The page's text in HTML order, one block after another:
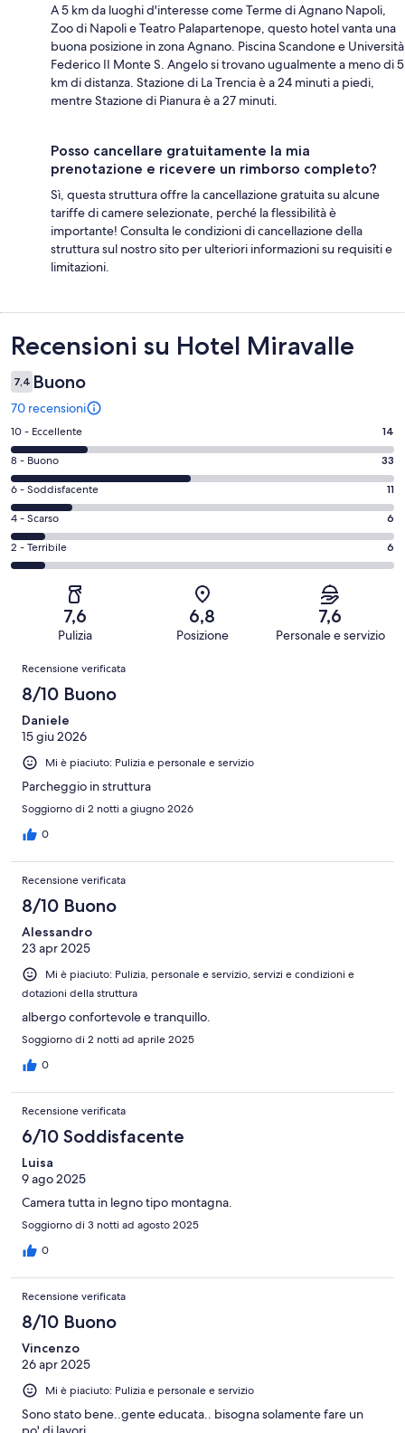
A 5 km da luoghi d'interesse come Terme di Agnano Napoli,
Zoo di Napoli e Teatro Palapartenope, questo hotel vanta una
buona posizione in zona Agnano. Piscina Scandone e Università
Federico II Monte S. Angelo si trovano ugualmente a meno di 5
km di distanza. Stazione di La Trencia è a 24 minuti a piedi,
mentre Stazione di Pianura è a 27 minuti.
Posso cancellare gratuitamente la mia
prenotazione e ricevere un rimborso completo?
Sì, questa struttura offre la cancellazione gratuita su alcune
tariffe di camere selezionate, perché la flessibilità è
importante! Consulta le condizioni di cancellazione della
struttura sul nostro sito per ulteriori informazioni su requisiti e
limitazioni.
Recensioni
Recensioni su Hotel Miravalle
7,4 Buono
70 recensioni
Valutazione
di
10
-
Eccellente.
14
su
70
recensioni
10 - Eccellente 14
Valutazione
di
8
-
Buono.
33
recensioni
8 - Buono 33
Valutazione
di
6
-
Soddisfacente.
recensioni
6 - Soddisfacente 11
Valutazione
di
4
recensioni
4 - Scarso 6
Valutazione
di
Terribile.
su
recensioni
2 - Terribile 6
7,6
Pulizia
6,8
Posizione
7,6
Personale e servizio
Recensioni
Recensione verificata
8/10 Buono
Daniele
15 giu 2026
Mi è piaciuto: Pulizia e personale e servizio
Parcheggio in struttura
Soggiorno di 2 notti a giugno 2026
0
Recensione verificata
8/10 Buono
Alessandro
23 apr 2025
Mi è piaciuto: Pulizia, personale e servizio, servizi e condizioni e
dotazioni della struttura
albergo confortevole e tranquillo.
Soggiorno di 2 notti ad aprile 2025
0
Recensione verificata
6/10 Soddisfacente
Luisa
9 ago 2025
Camera tutta in legno tipo montagna.
Soggiorno di 3 notti ad agosto 2025
0
Recensione verificata
8/10 Buono
Vincenzo
26 apr 2025
Mi è piaciuto: Pulizia e personale e servizio
Sono stato bene..gente educata.. bisogna solamente fare un